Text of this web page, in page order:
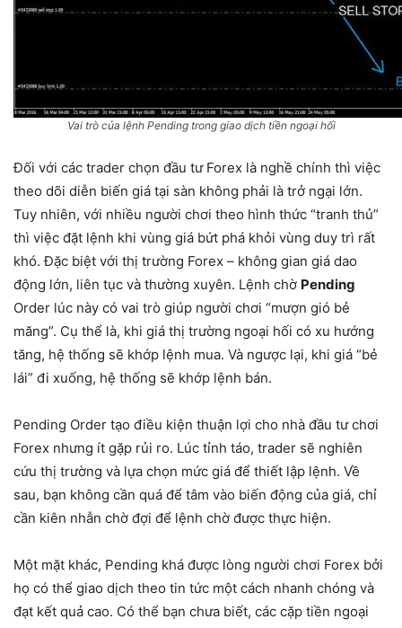
Vai trò của lệnh Pending trong giao dịch tiền ngoại hối
Đối với các trader chọn đầu tư Forex là nghề chính thì việc
theo dõi diễn biến giá tại sàn không phải là trở ngại lớn.
Tuy nhiên, với nhiều người chơi theo hình thức “tranh thủ”
thì việc đặt lệnh khi vùng giá bứt phá khỏi vùng duy trì rất
khó. Đặc biệt với thị trường Forex – không gian giá dao
động lớn, liên tục và thường xuyên. Lệnh chờ Pending
Order lúc này có vai trò giúp người chơi “mượn gió bẻ
măng”. Cụ thể là, khi giá thị trường ngoại hối có xu hướng
tăng, hệ thống sẽ khớp lệnh mua. Và ngược lại, khi giá “bẻ
lái” đi xuống, hệ thống sẽ khớp lệnh bán.
Pending Order tạo điều kiện thuận lợi cho nhà đầu tư chơi
Forex nhưng ít gặp rủi ro. Lúc tỉnh táo, trader sẽ nghiên
cứu thị trường và lựa chọn mức giá để thiết lập lệnh. Về
sau, bạn không cần quá để tâm vào biến động của giá, chỉ
cần kiên nhẫn chờ đợi để lệnh chờ được thực hiện.
Một mặt khác, Pending khá được lòng người chơi Forex bởi
họ có thể giao dịch theo tin tức một cách nhanh chóng và
đạt kết quả cao. Có thể bạn chưa biết, các cặp tiền ngoại